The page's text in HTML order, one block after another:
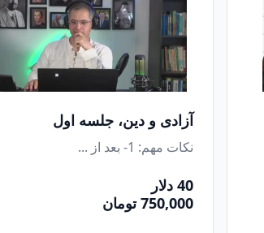
آزادی و دین، جلسه اول
نکات مهم: 1- بعد از ...
40 دلار
750,000 تومان